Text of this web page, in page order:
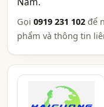
Gọi 0919 231 102 để
phẩm và thông tin